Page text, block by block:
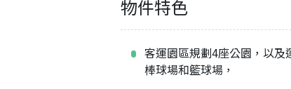
物件特色
客運園區規劃4座公園，以及
棒球場和籃球場，